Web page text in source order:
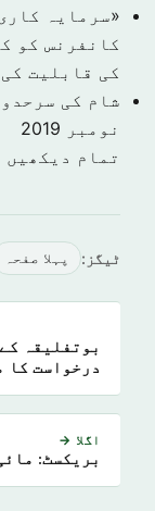
کانفرنس کو
کی قابلیت
شام کی
نومبر 2019
تمام دیکھیں
ٹیگز: پہلا صفحہ
بوتفلیقہ
درخواست کا
اگلا →
بریکسٹ: